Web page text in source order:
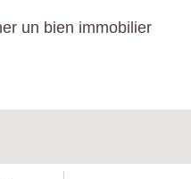
un bien immobilier